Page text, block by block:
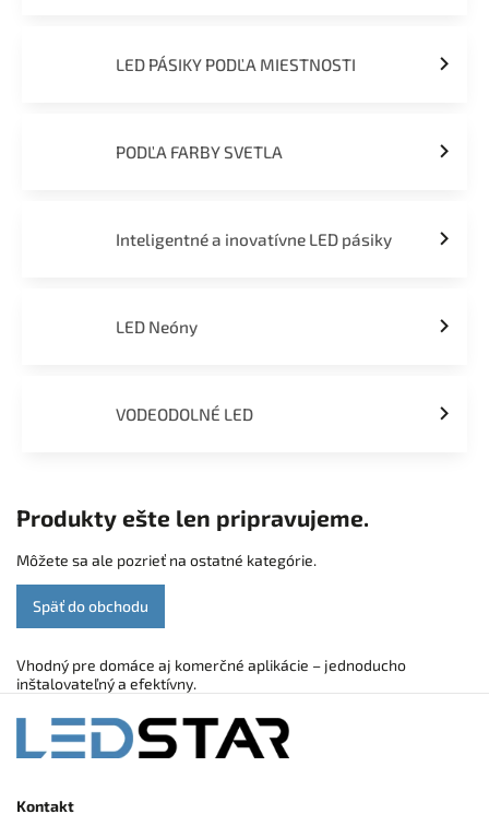
LED PÁSIKY PODĽA MIESTNOSTI
PODĽA FARBY SVETLA
Inteligentné a inovatívne LED pásiky
LED Neóny
VODEODOLNÉ LED
Produkty ešte len pripravujeme.
Môžete sa ale pozrieť na ostatné kategórie.
Späť do obchodu
Vhodný pre domáce aj komerčné aplikácie – jednoducho
inštalovateľný a efektívny.
Kontakt